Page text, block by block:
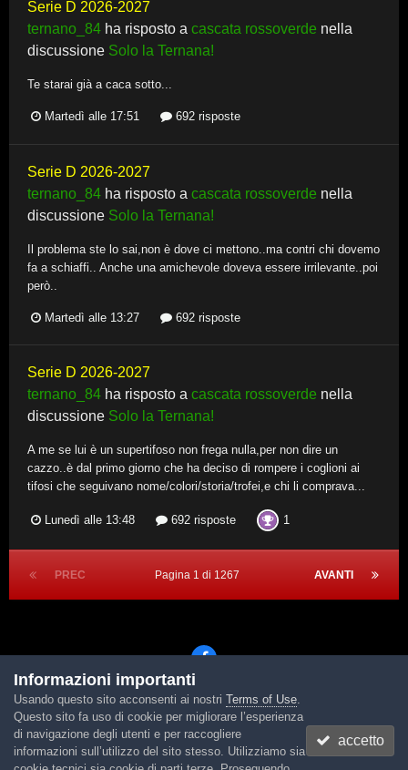
Serie D 2026-2027
ternano_84 ha risposto a cascata rossoverde nella
discussione Solo la Ternana!
Te starai già a caca sotto...
Martedì alle 17:51 692 risposte
Serie D 2026-2027
ternano_84 ha risposto a cascata rossoverde nella
discussione Solo la Ternana!
Il problema ste lo sai,non è dove ci mettono..ma contri chi dovemo
fa a schiaffi.. Anche una amichevole doveva essere irrilevante..poi
però..
Martedì alle 13:27 692 risposte
Serie D 2026-2027
ternano_84 ha risposto a cascata rossoverde nella
discussione Solo la Ternana!
A me se lui è un supertifoso non frega nulla,per non dire un
cazzo..è dal primo giorno che ha deciso di rompere i coglioni ai
tifosi che seguivano nome/colori/storia/trofei,e chi li comprava...
Lunedì alle 13:48 692 risposte 1
PREC AVANTI
Pagina 1 di 1267
Lingua Tema Contattaci Cookies
Powered by Invision Community
Informazioni importanti
Usando questo sito acconsenti ai nostri Terms of Use.
Questo sito fa uso di cookie per migliorare l’esperienza
di navigazione degli utenti e per raccogliere
informazioni sull’utilizzo del sito stesso. Utilizziamo sia
accetto